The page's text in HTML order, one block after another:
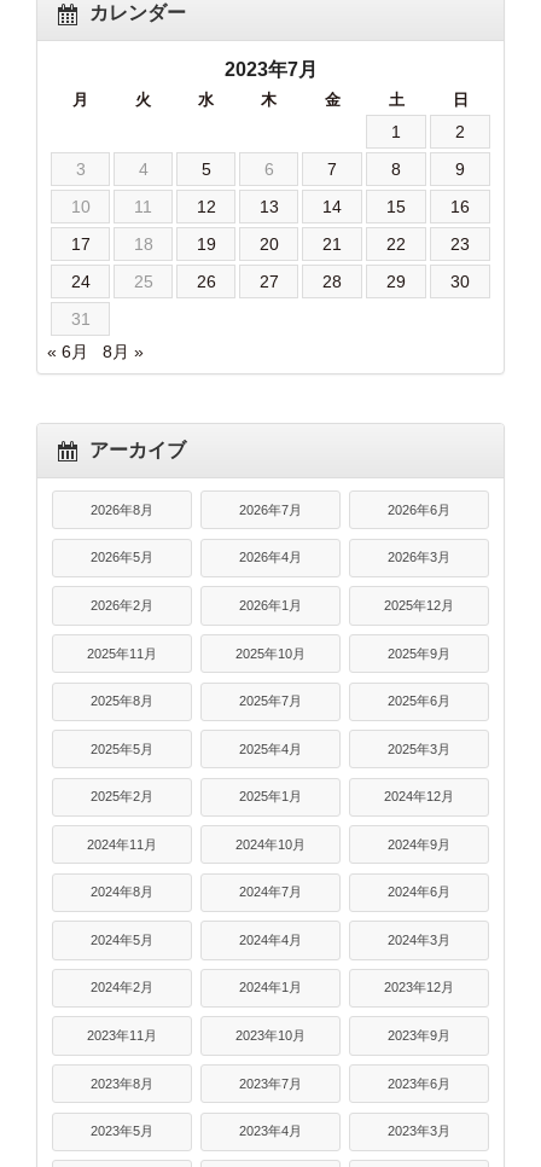
カレンダー
2023年7月
月 火 水 木 金 土 日
1
2
3
4 5 6 7 8
9
10
11 12 13 14 15
16
17
18 19 20 21 22
23
24
25 26 27 28 29
30
31
« 6月
8月 »
アーカイブ
2026年8月 2026年7月 2026年6月
2026年5月 2026年4月 2026年3月
2026年2月 2026年1月 2025年12月
2025年11月 2025年10月 2025年9月
2025年8月 2025年7月 2025年6月
2025年5月 2025年4月 2025年3月
2025年2月 2025年1月 2024年12月
2024年11月 2024年10月 2024年9月
2024年8月 2024年7月 2024年6月
2024年5月 2024年4月 2024年3月
2024年2月 2024年1月 2023年12月
2023年11月 2023年10月 2023年9月
2023年8月 2023年7月 2023年6月
2023年5月 2023年4月 2023年3月